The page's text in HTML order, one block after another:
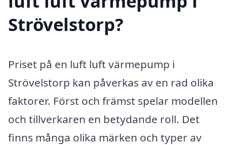
Strövelstorp?
Priset på en luft luft värmepump i
Strövelstorp kan påverkas av en rad olika
faktorer. Först och främst spelar modellen
och tillverkaren en betydande roll. Det
finns många olika märken och typer av